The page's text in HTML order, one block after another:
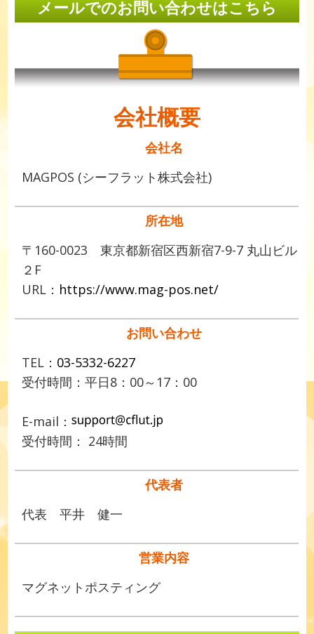
メールでのお問い合わせはこちら
会社概要
会社名
MAGPOS (シーフラット株式会社)
所在地
〒160-0023 東京都新宿区西新宿7-9-7 丸山ビル
２F
URL： https://www.mag-pos.net/
お問い合わせ
TEL： 03-5332-6227
受付時間：平日8：00～17：00
E-mail：
受付時間： 24時間
代表者
代表 平井 健一
営業内容
マグネットポスティング